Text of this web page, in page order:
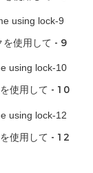
を使用して - 9
使用して - 10
使用して - 12